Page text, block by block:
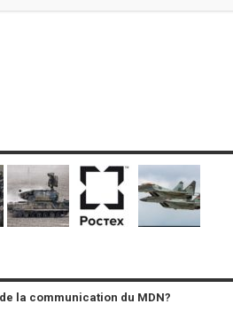
la communication du MDN?